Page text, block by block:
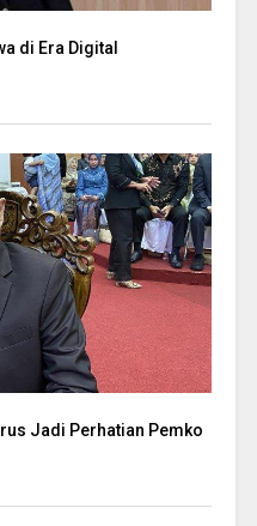
di Era Digital
Jadi Perhatian Pemko